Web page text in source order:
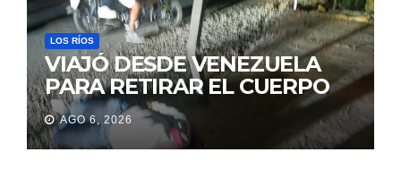
LOS RÍOS
VIAJÓ DESDE VENEZUELA
PARA RETIRAR EL CUERPO
DE SU MARIDO QUE
PERMANECIÓ SEIS DÍAS EN
LA MORGUE
AGO 6, 2026